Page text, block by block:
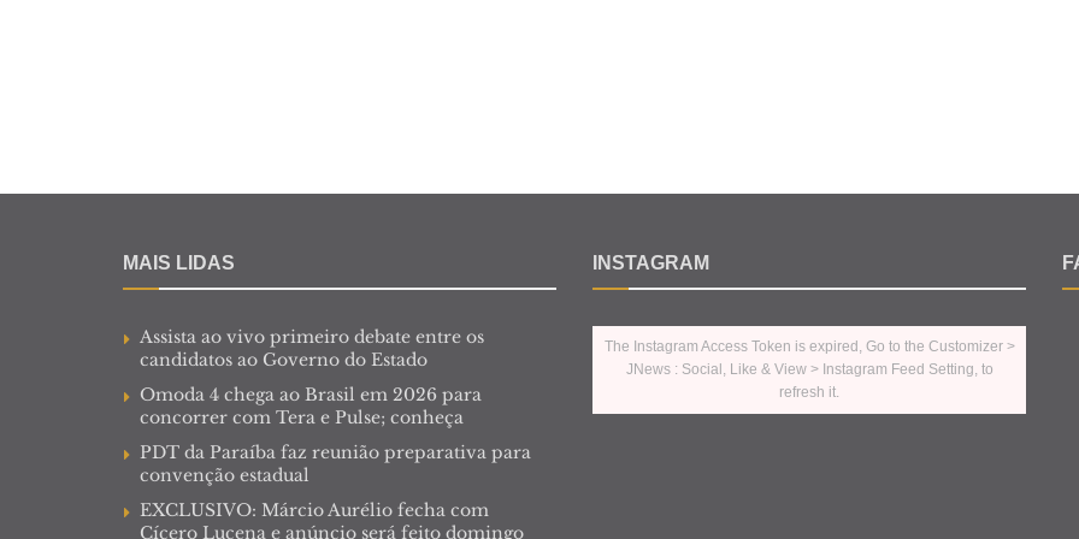
MAIS LIDAS
Assista ao vivo primeiro debate entre os
candidatos ao Governo do Estado
Omoda 4 chega ao Brasil em 2026 para
concorrer com Tera e Pulse; conheça
PDT da Paraíba faz reunião preparativa para
convenção estadual
EXCLUSIVO: Márcio Aurélio fecha com
Cícero Lucena e anúncio será feito domingo
INSTAGRAM
The Instagram Access Token is expired, Go to the Customizer >
JNews : Social, Like & View > Instagram Feed Setting, to
refresh it.